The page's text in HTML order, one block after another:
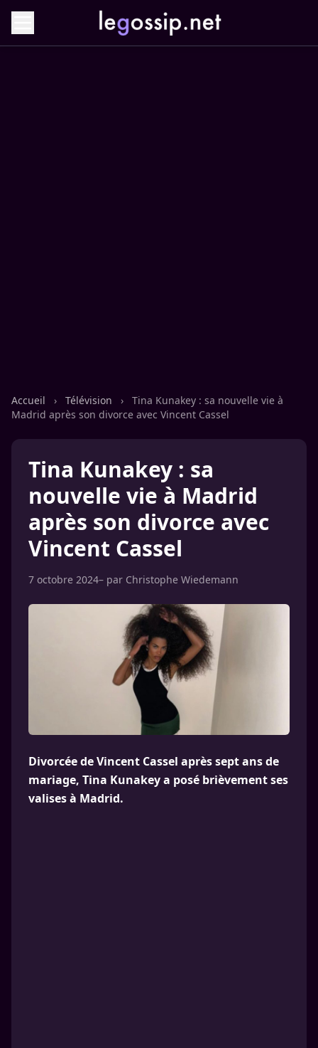
Accueil › Télévision ›
Tina Kunakey : sa nouvelle vie à
Madrid après son divorce avec Vincent Cassel
Tina Kunakey : sa
nouvelle vie à Madrid
après son divorce avec
Vincent Cassel
7 octobre 2024– par Christophe Wiedemann
Divorcée de Vincent Cassel après sept ans de
mariage, Tina Kunakey a posé brièvement ses
valises à Madrid.